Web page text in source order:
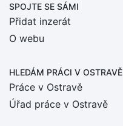
SPOJTE SE SÁMI
Přidat inzerát
O webu
HLEDÁM PRÁCI V OSTRAVĚ
Práce v Ostravě
Úřad práce v Ostravě